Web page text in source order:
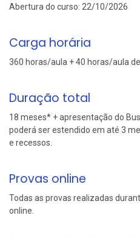
Abertura do curso: 22/10/2026
Carga horária
360 horas/aula + 40 horas/aula
Duração total
18 meses* + apresentação do
poderá ser estendido em até 3
e recessos.
Provas online
Todas as provas realizadas
online.